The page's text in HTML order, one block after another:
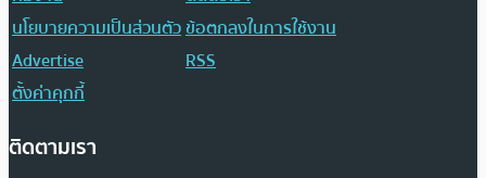
นโยบายความเป็นส่วนตัวข้อตกลงในการใช้งาน
Advertise
RSS
ตั้งค่าคุกกี้
ติดตามเรา